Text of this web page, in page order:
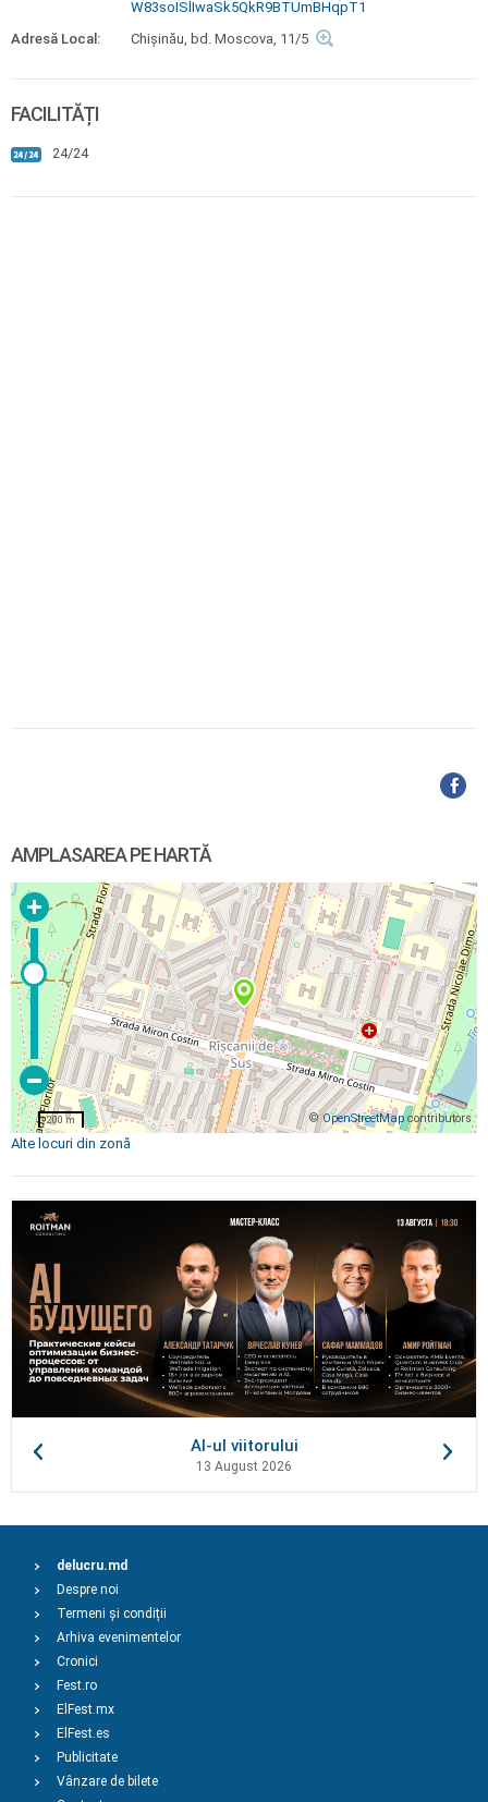
W83soISlIwaSk5QkR9BTUmBHqpT1
Adresă Local:
Chişinău, bd. Moscova, 11/5
FACILITĂȚI
24/24
AMPLASAREA PE HARTĂ
©OpenStreetMap contributors
200 m
Alte locuri din zonă
AI-ul viitorului
13 August 2026
delucru.md
Despre noi
Termeni și condiții
Arhiva evenimentelor
Cronici
Fest.ro
ElFest.mx
ElFest.es
Publicitate
Vânzare de bilete